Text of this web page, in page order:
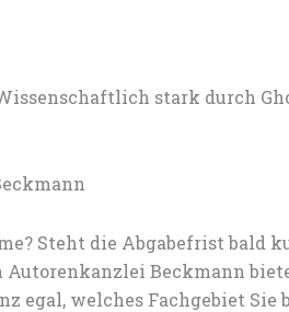
Wissenschaftlich stark durch
Steht die Abgabefrist bald
Autorenkanzlei Beckmann
egal, welches Fachgebiet